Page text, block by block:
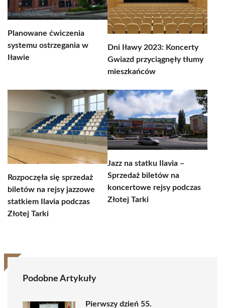
Planowane ćwiczenia
systemu ostrzegania w
Iławie
Dni Iławy 2023: Koncerty
Gwiazd przyciągnęły tłumy
mieszkańców
Rozpoczęła się sprzedaż
biletów na rejsy jazzowe
statkiem Ilavia podczas
Złotej Tarki
Jazz na statku Ilavia –
Sprzedaż biletów na
koncertowe rejsy podczas
Złotej Tarki
Podobne Artykuły
Pierwszy dzień 55.